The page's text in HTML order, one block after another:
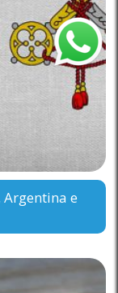
e